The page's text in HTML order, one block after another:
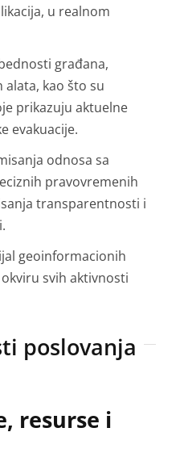
u realnom
građana,
kao što su
prikazuju aktuelne
evakuacije.
odnosa sa
pravovremenih
transparentnosti i
geoinformacionih
svih aktivnosti
poslovanja
resurse i